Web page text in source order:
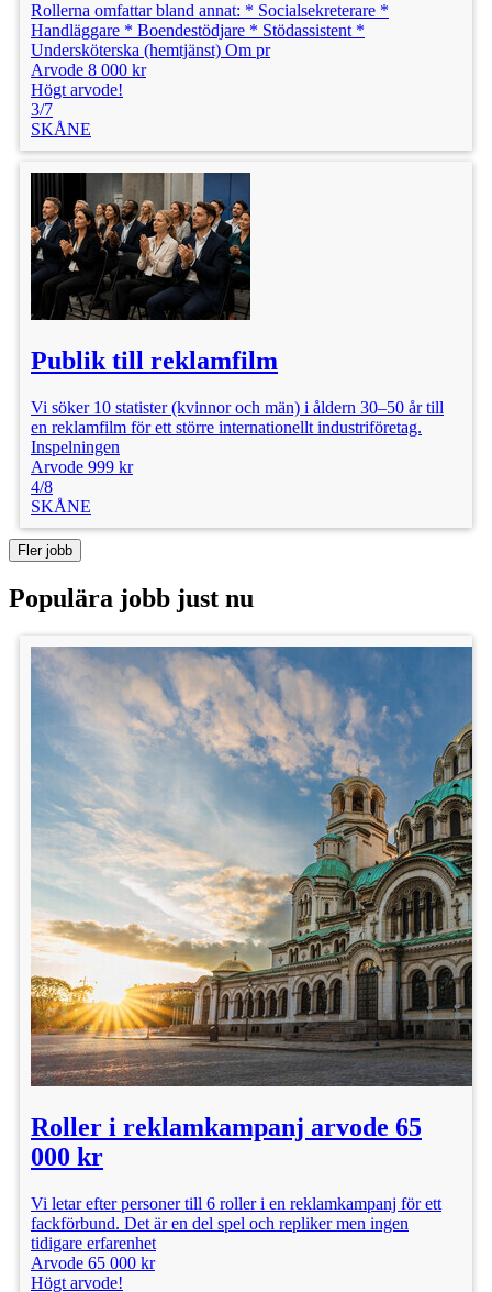
Rollerna omfattar bland annat: * Socialsekreterare *
Handläggare * Boendestödjare * Stödassistent *
Undersköterska (hemtjänst) Om pr
Arvode 8 000 kr
Högt arvode!
3/7
SKÅNE
Publik till reklamfilm
Vi söker 10 statister (kvinnor och män) i åldern 30–50 år till
en reklamfilm för ett större internationellt industriföretag.
Inspelningen
Arvode 999 kr
4/8
SKÅNE
Fler jobb
Populära jobb just nu
Roller i reklamkampanj arvode 65
000 kr
Vi letar efter personer till 6 roller i en reklamkampanj för ett
fackförbund. Det är en del spel och repliker men ingen
tidigare erfarenhet
Arvode 65 000 kr
Högt arvode!